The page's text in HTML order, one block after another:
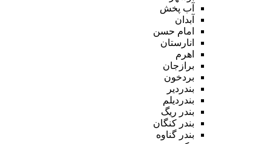
آب پخش
آبدان
امام حسن
انارستان
اهرم
برازجان
بردخون
بندردیر
بندردیلم
بندر ریگ
بندر کنگان
بندر گناوه